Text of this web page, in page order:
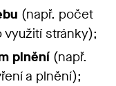
(např. počet
využití stránky);
plnění (např.
a plnění);